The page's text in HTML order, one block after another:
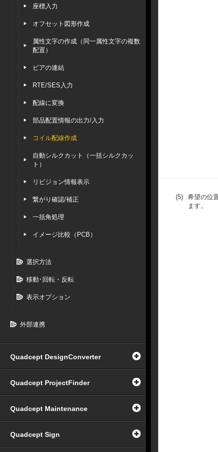
座標入力
オフセット図形作成
属性文字の作成（同一属性文字の複数
配置）
ビアの連結
RTE/SES入力
配線に変換
部品配置情報の出力/入力
コイル配線作成
自動シルクカット（一括シルクカッ
ト）
リビジョン情報表示
繋がり確認/補正
一括角処理
イメージ比較（PCB）
選択方法
移動･回転・反転
表示オプション
外部連携
Quadcept DesignConverter
Quadcept ProjectFinder
Quadcept Maintenance
Quadcept Sign
(5)
希望の位
ます。